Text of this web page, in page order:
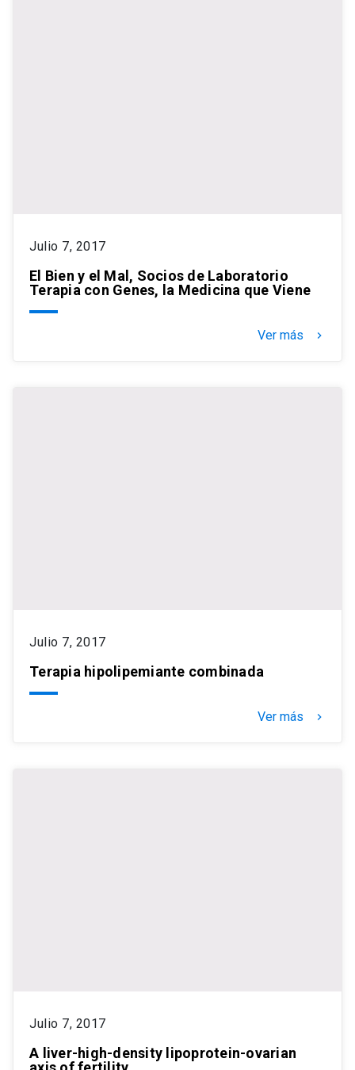
Julio 7, 2017
El Bien y el Mal, Socios de Laboratorio
Terapia con Genes, la Medicina que Viene
Ver más keyboard_arrow_right
Julio 7, 2017
Terapia hipolipemiante combinada
Ver más keyboard_arrow_right
Julio 7, 2017
A liver-high-density lipoprotein-ovarian